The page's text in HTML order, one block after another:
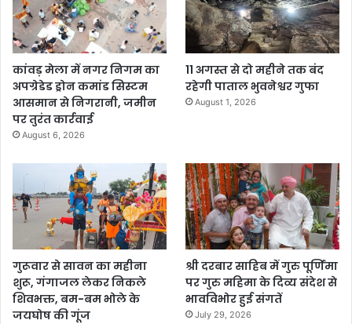
कांवड़ मेला में नगर निगम का
अपग्रेडेड ड्रोन कमांड सिस्टम
आसमान से निगरानी, जमीन
पर तुरंत कार्रवाई
August 6, 2026
11 अगस्त से दो महीने तक बंद
रहेगी पाताल भुवनेश्वर गुफा
August 1, 2026
गुरूवार से सावन का महीना
शुरू, गंगाजल लेकर निकले
शिवभक्त, बम-बम भोले के
जयघोष की गूंज
श्री दरबार साहिब में गुरु पूर्णिमा
पर गुरु महिमा के दिव्य संदेश से
भावविभोर हुई संगतें
July 29, 2026